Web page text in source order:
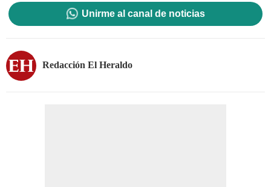
Unirme al canal de noticias
Redacción El Heraldo